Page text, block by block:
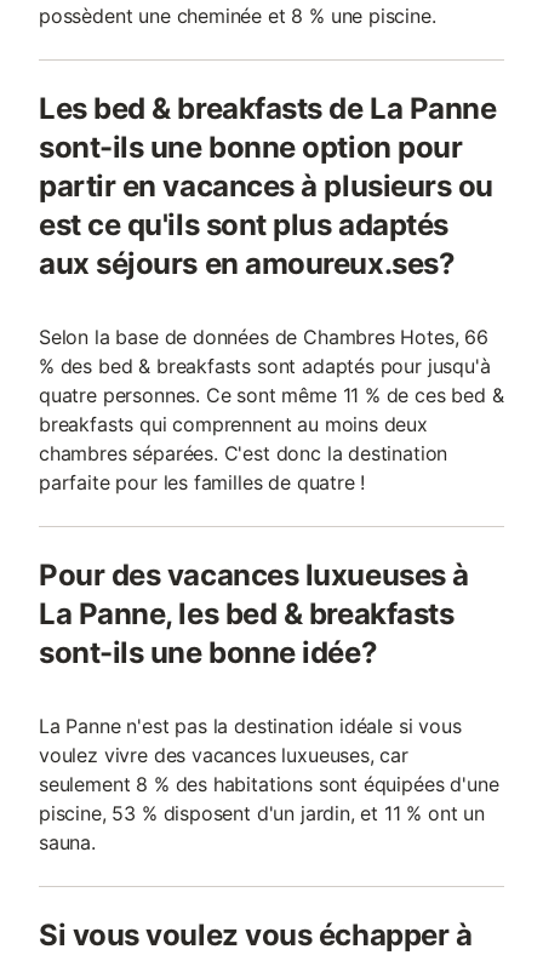
possèdent une cheminée et 8 % une piscine.
Les bed & breakfasts de La Panne
sont-ils une bonne option pour
partir en vacances à plusieurs ou
est ce qu'ils sont plus adaptés
aux séjours en amoureux.ses?
Selon la base de données de Chambres Hotes, 66
% des bed & breakfasts sont adaptés pour jusqu'à
quatre personnes. Ce sont même 11 % de ces bed &
breakfasts qui comprennent au moins deux
chambres séparées. C'est donc la destination
parfaite pour les familles de quatre !
Pour des vacances luxueuses à
La Panne, les bed & breakfasts
sont-ils une bonne idée?
La Panne n'est pas la destination idéale si vous
voulez vivre des vacances luxueuses, car
seulement 8 % des habitations sont équipées d'une
piscine, 53 % disposent d'un jardin, et 11 % ont un
sauna.
Si vous voulez vous échapper à